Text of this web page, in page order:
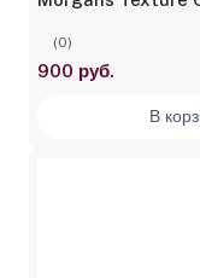
(0)
900 руб.
В